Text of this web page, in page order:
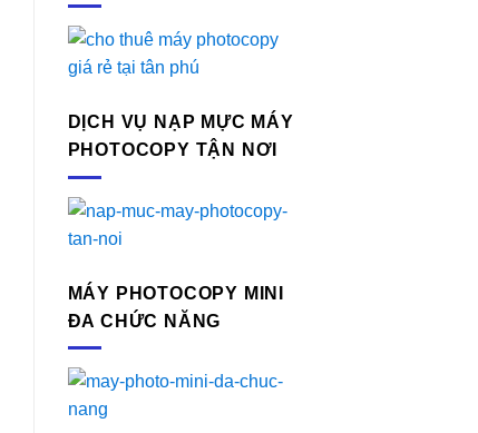
DỊCH VỤ NẠP MỰC MÁY
PHOTOCOPY TẬN NƠI
MÁY PHOTOCOPY MINI
ĐA CHỨC NĂNG